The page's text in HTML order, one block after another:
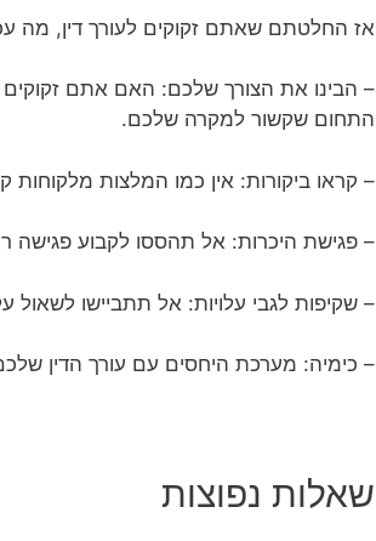
אז החלטתם שאתם זקוקים לעורך דין, מה
– הבינו את הצורך שלכם: האם אתם זקוקים
התחום שקשור למקרה שלכם.
– קראו ביקורות: אין כמו המלצות מלקוחות
– פגישת היכרות: אל תהססו לקבוע פגישה
– שקיפות לגבי עלויות: אל תתביישו לשאול
– כימיה: מערכת היחסים עם עורך הדין
שאלות נפוצות